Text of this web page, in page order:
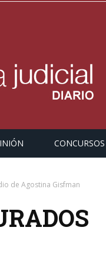
CONCURSOS
de Agostina Gisfman